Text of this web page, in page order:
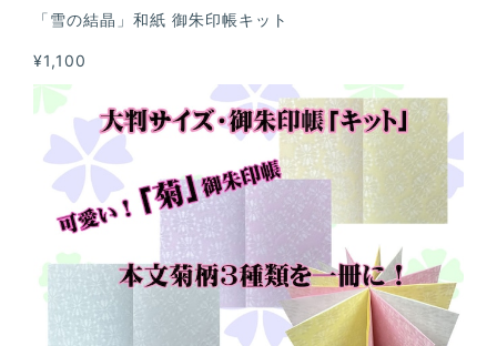
「雪の結晶」和紙 御朱印帳キット
¥1,100